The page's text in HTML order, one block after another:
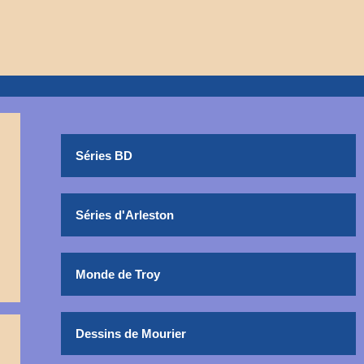
Séries BD
Séries d'Arleston
Monde de Troy
Dessins de Mourier